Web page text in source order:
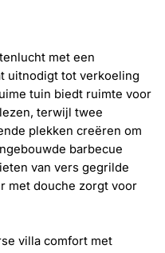
met een
uitnodigt tot verkoeling
tuin biedt ruimte voor
terwijl twee
plekken creëren om
barbecue
van vers gegrilde
met douche zorgt voor
villa comfort met